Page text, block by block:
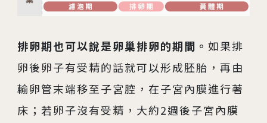
排卵期也可以說是卵巢排卵的期間。 如果排
卵後卵子有受精的話就可以形成胚胎，再由
輸卵管末端移至子宮腔，在子宮內膜進行著
床；若卵子沒有受精，大約2週後子宮內膜